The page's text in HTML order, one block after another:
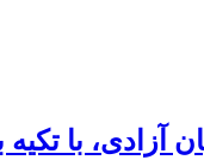
آزادی، با